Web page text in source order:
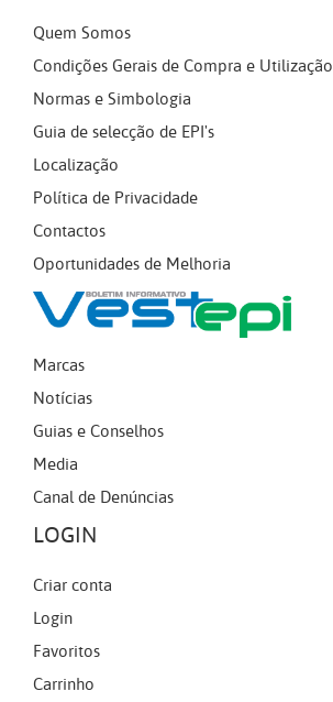
Quem Somos
Condições Gerais de Compra e Utilização
Normas e Simbologia
Guia de selecção de EPI's
Localização
Política de Privacidade
Contactos
Oportunidades de Melhoria
Marcas
Notícias
Guias e Conselhos
Media
Canal de Denúncias
LOGIN
Criar conta
Login
Favoritos
Carrinho